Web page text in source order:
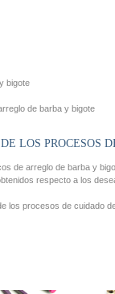
bigote
de barba y bigote
LOS PROCESOS
de arreglo de barba y
respecto a los
los procesos de cuidado